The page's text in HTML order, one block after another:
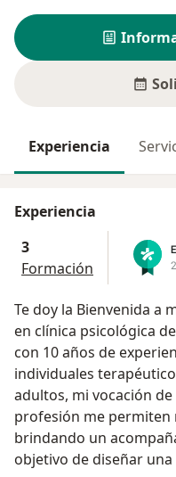
Experiencia
Experiencia
3
Formación
Te doy la Bienvenida a
en clínica psicológica
con 10 años de
individuales
adultos, mi vocación
profesión me permiten
brindando un
objetivo de diseñar